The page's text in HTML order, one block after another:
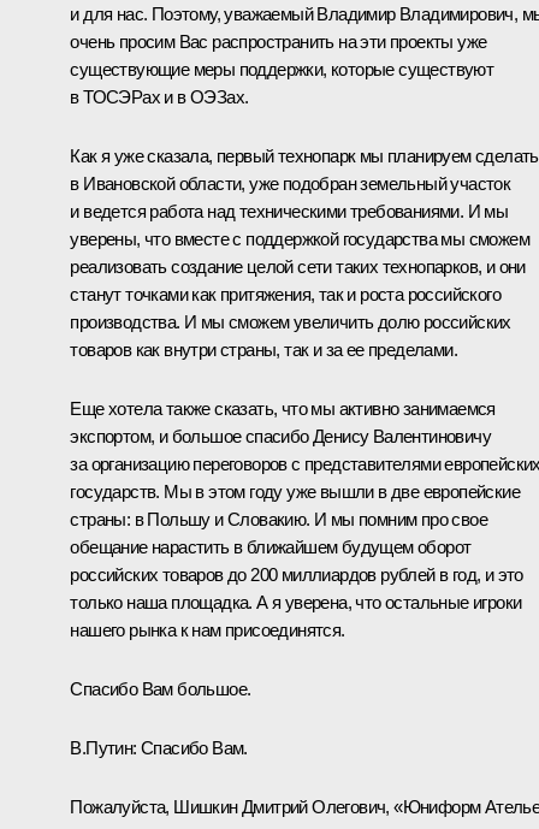
и для нас. Поэтому, уважаемый Владимир Владимирович,
очень просим Вас распространить на эти проекты уже
существующие меры поддержки, которые существуют
в ТОСЭРах и в ОЭЗах.
Как я уже сказала, первый технопарк мы планируем сделать
в Ивановской области, уже подобран земельный участок
и ведется работа над техническими требованиями. И мы
уверены, что вместе с поддержкой государства мы сможем
реализовать создание целой сети таких технопарков, и они
станут точками как притяжения, так и роста российского
производства. И мы сможем увеличить долю российских
товаров как внутри страны, так и за ее пределами.
Еще хотела также сказать, что мы активно занимаемся
экспортом, и большое спасибо Денису Валентиновичу
за организацию переговоров с представителями
государств. Мы в этом году уже вышли в две европейские
страны: в Польшу и Словакию. И мы помним про свое
обещание нарастить в ближайшем будущем оборот
российских товаров до 200 миллиардов рублей в год, и это
только наша площадка. А я уверена, что остальные игроки
нашего рынка к нам присоединятся.
Спасибо Вам большое.
В.Путин: Спасибо Вам.
Пожалуйста, Шишкин Дмитрий Олегович, «Юниформ